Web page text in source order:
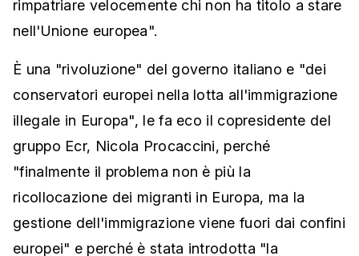
rimpatriare velocemente chi non ha titolo a stare
nell'Unione europea".
È una "rivoluzione" del governo italiano e "dei
conservatori europei nella lotta all'immigrazione
illegale in Europa", le fa eco il copresidente del
gruppo Ecr, Nicola Procaccini, perché
"finalmente il problema non è più la
ricollocazione dei migranti in Europa, ma la
gestione dell'immigrazione viene fuori dai confini
europei" e perché è stata introdotta "la